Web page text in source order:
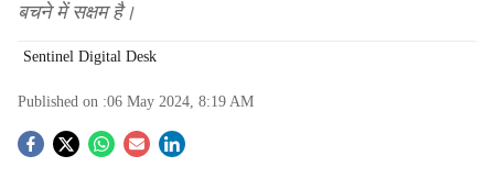
बचने में सक्षम है।
Sentinel Digital Desk
Published on :06 May 2024, 8:19 AM
S